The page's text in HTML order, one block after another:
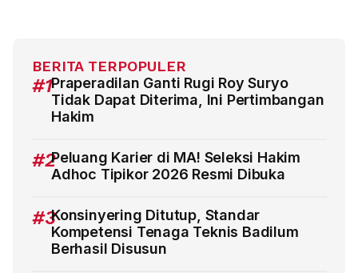
BERITA TERPOPULER
#1Praperadilan Ganti Rugi Roy Suryo
Tidak Dapat Diterima, Ini Pertimbangan
Hakim
#2Peluang Karier di MA! Seleksi Hakim
Adhoc Tipikor 2026 Resmi Dibuka
#3Konsinyering Ditutup, Standar
Kompetensi Tenaga Teknis Badilum
Berhasil Disusun